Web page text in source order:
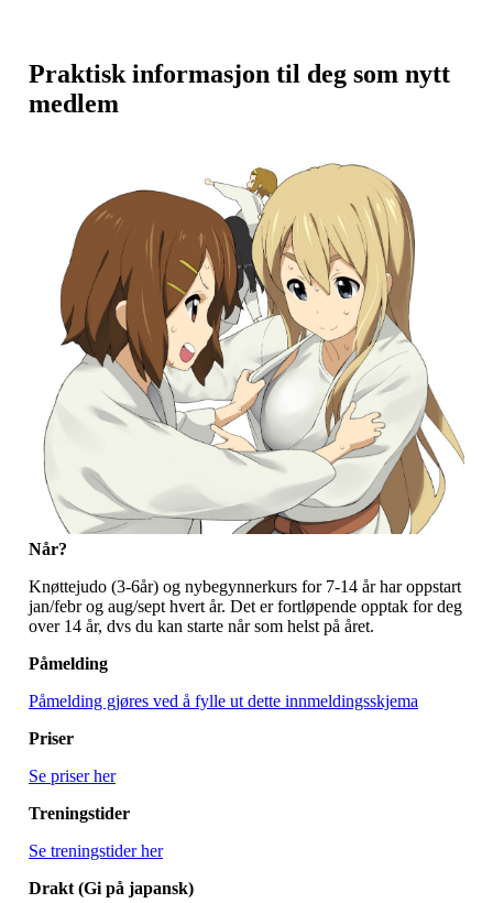
Praktisk informasjon til deg som nytt
medlem
Når?
Knøttejudo (3-6år) og nybegynnerkurs for 7-14 år har oppstart
jan/febr og aug/sept hvert år. Det er fortløpende opptak for deg
over 14 år, dvs du kan starte når som helst på året.
Påmelding
Påmelding gjøres ved å fylle ut dette innmeldingsskjema
Priser
Se priser her
Treningstider
Se treningstider her
Drakt (Gi på japansk)